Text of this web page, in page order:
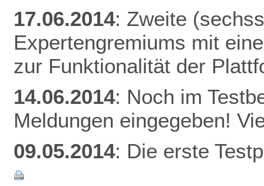
17.06.2014: Zweite
Expertengremiums mit
zur Funktionalität der
14.06.2014: Noch im
Meldungen eingegeben!
09.05.2014: Die erste